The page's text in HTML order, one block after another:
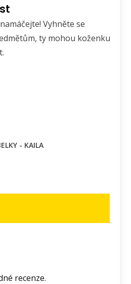
Vyhněte se
ty mohou koženku
- KAILA
recenze.